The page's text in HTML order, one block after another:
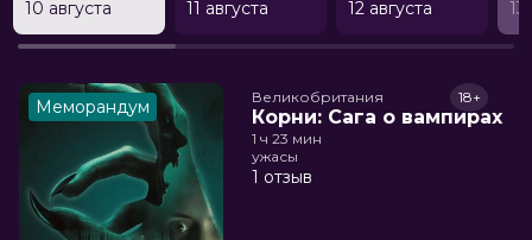
10 августа
11 августа
12 августа
13
Меморандум Великобритания
Корни: Сага о вампирах
18+
1 ч 23 мин
ужасы
1 отзыв